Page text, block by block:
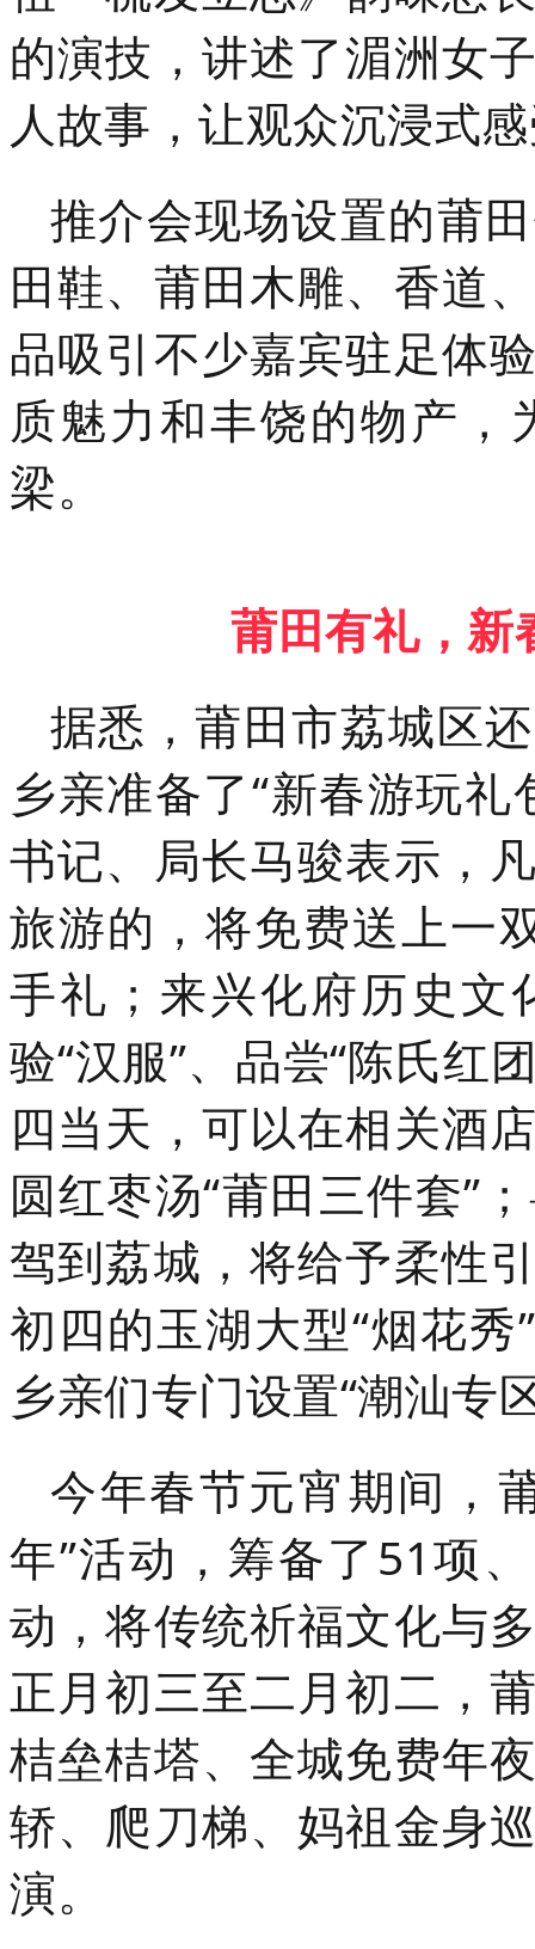
的演技，讲述了湄洲女
人故事，让观众沉浸式
推介会现场设置的莆
田鞋、莆田木雕、香道
品吸引不少嘉宾驻足体
质魅力和丰饶的物产
梁。
莆田有礼，新
据悉，莆田市荔城区
乡亲准备了“新春游玩
书记、局长马骏表示，
旅游的，将免费送上一
手礼；来兴化府历史文
验“汉服”、品尝“陈氏红
四当天，可以在相关酒
圆红枣汤“莆田三件套”
驾到荔城，将给予柔性
初四的玉湖大型“烟花
乡亲们专门设置“潮汕专
今年春节元宵期间，
年”活动，筹备了51项
动，将传统祈福文化与
正月初三至二月初二，
桔垒桔塔、全城免费年
轿、爬刀梯、妈祖金身
演。